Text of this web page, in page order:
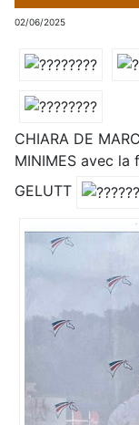
02/06/2025
CHIARA DE
MINIMES avec la
GELUTT